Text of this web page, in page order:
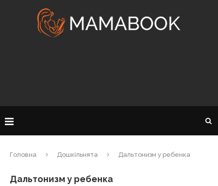
Головна Дошкільнята Дальтонизм у ребенка
Дальтонизм у ребенка